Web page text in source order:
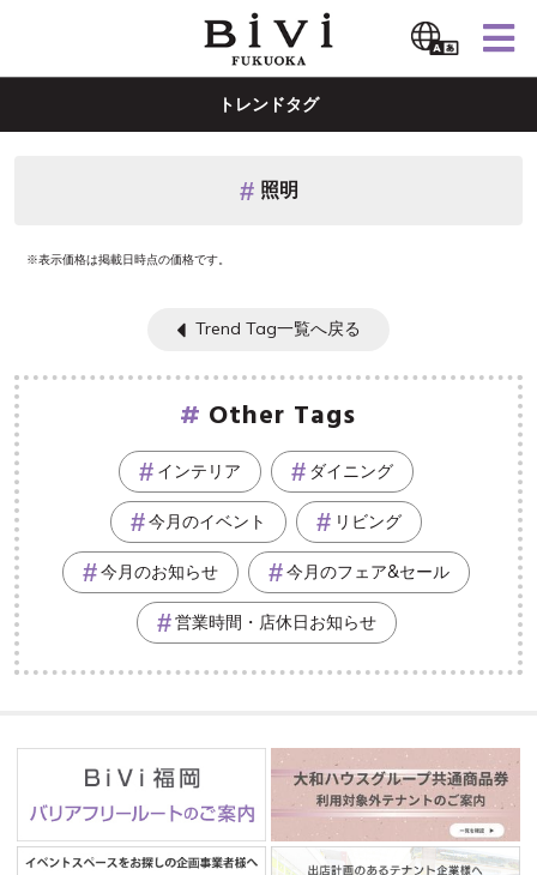
トレンドタグ
照明
※表示価格は掲載日時点の価格です。
Trend Tag一覧へ戻る
Other Tags
インテリア ダイニング
今月のイベント リビング
今月のお知らせ 今月のフェア&セール
営業時間・店休日お知らせ